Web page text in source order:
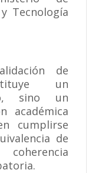
Tecnología
de
un
sino un
académica
cumplirse
de